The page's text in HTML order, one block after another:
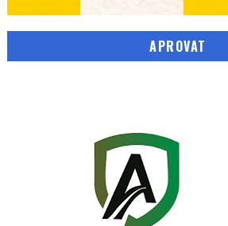
APROVAT